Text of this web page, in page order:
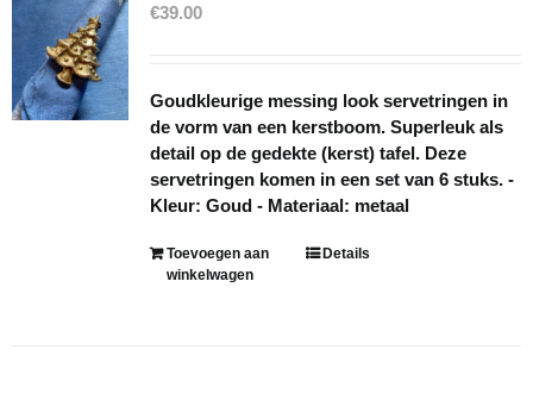
€39.00
Goudkleurige messing look servetringen in
de vorm van een kerstboom. Superleuk als
detail op de gedekte (kerst) tafel. Deze
servetringen komen in een set van 6 stuks. -
Kleur: Goud - Materiaal: metaal
Toevoegen aan
winkelwagen
Details